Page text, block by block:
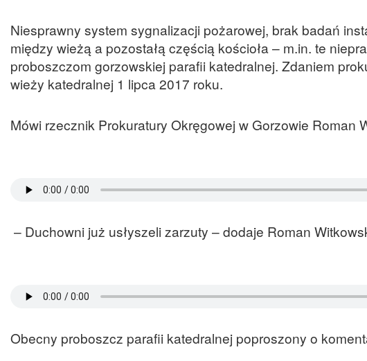
Niesprawny system sygnalizacji pożarowej, brak badań
między wieżą a pozostałą częścią kościoła – m.in. te
proboszczom gorzowskiej parafii katedralnej. Zdaniem
wieży katedralnej 1 lipca 2017 roku.
Mówi rzecznik Prokuratury Okręgowej w Gorzowie Roman
– Duchowni już usłyszeli zarzuty – dodaje Roman
Obecny proboszcz parafii katedralnej poproszony o